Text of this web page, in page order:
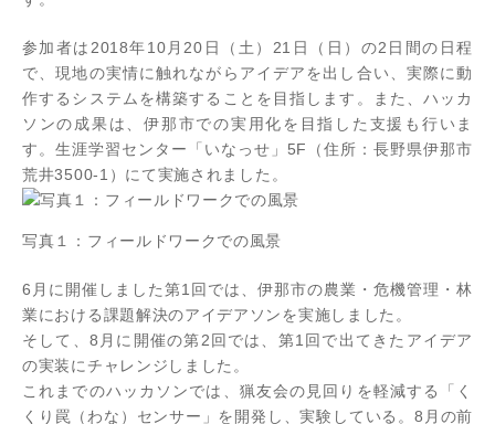
参加者は2018年10月20日（土）21日（日）の2日間の日程
で、現地の実情に触れながらアイデアを出し合い、実際に動
作するシステムを構築することを目指します。また、ハッカ
ソンの成果は、伊那市での実用化を目指した支援も行いま
す。生涯学習センター「いなっせ」5F（住所：長野県伊那市
荒井3500-1）にて実施されました。
写真１：フィールドワークでの風景
6月に開催しました第1回では、伊那市の農業・危機管理・林
業における課題解決のアイデアソンを実施しました。
そして、8月に開催の第2回では、第1回で出てきたアイデア
の実装にチャレンジしました。
これまでのハッカソンでは、猟友会の見回りを軽減する「く
くり罠（わな）センサー」を開発し、実験している。8月の前